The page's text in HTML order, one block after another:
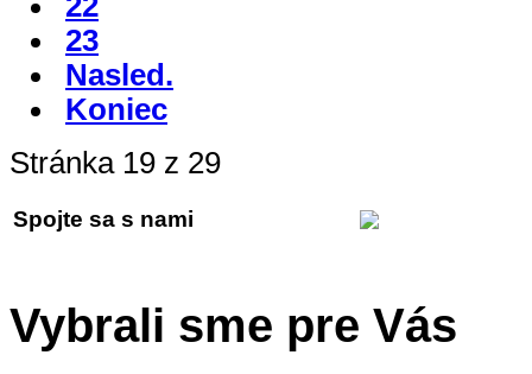
23
Nasled.
Koniec
Stránka 19 z 29
Spojte sa s nami
Vybrali sme pre Vás